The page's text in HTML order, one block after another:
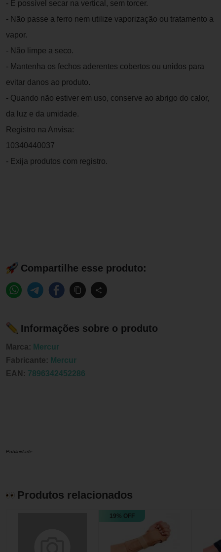
- É possível secar na vertical, sem torcer.
- Não passe a ferro nem utilize vaporização ou tratamento a
vapor.
- Não limpe a seco.
- Mantenha os fechos aderentes cobertos ou unidos para
evitar danos ao produto.
- Quando não estiver em uso, conserve ao abrigo do calor,
da luz e da umidade.
Registro na Anvisa:
10340440037
- Exija produtos com registro.
Compartilhe esse produto:
Informações sobre o produto
Marca: Mercur
Fabricante: Mercur
EAN: 7896342452286
Publicidade
Produtos relacionados
19% OFF